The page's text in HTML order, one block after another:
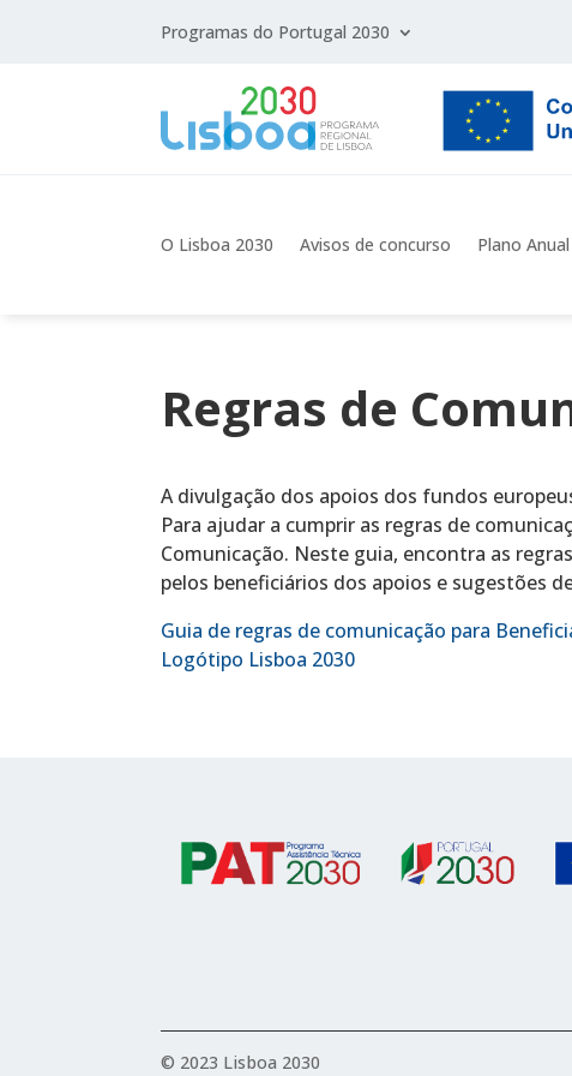
Programas do Portugal 2030
O Lisboa 2030 Avisos de concurso Plano
Regras de
A divulgação dos apoios dos fundos
Para ajudar a cumprir as regras de
Comunicação. Neste guia, encontra as
pelos beneficiários dos apoios e sugestões
Guia de regras de comunicação para
Logótipo Lisboa 2030
© 2023 Lisboa 2030